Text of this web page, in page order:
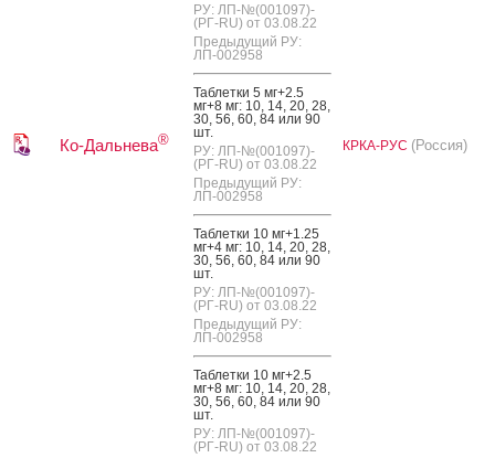
Ко-Дальнева®
РУ: ЛП-№(001097)-
(РГ-RU) от 03.08.22
Предыдущий РУ:
ЛП-002958
Таб­летки 5 мг+2.5
мг+8 мг: 10, 14, 20, 28,
30, 56, 60, 84 или 90
шт.
РУ: ЛП-№(001097)-
(РГ-RU) от 03.08.22
Предыдущий РУ:
ЛП-002958
Таб­летки 10 мг+1.25
мг+4 мг: 10, 14, 20, 28,
30, 56, 60, 84 или 90
шт.
РУ: ЛП-№(001097)-
(РГ-RU) от 03.08.22
Предыдущий РУ:
ЛП-002958
Таб­летки 10 мг+2.5
мг+8 мг: 10, 14, 20, 28,
30, 56, 60, 84 или 90
шт.
РУ: ЛП-№(001097)-
(РГ-RU) от 03.08.22
КРКА-РУС (Россия)